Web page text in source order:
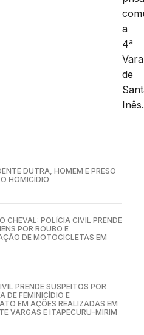
a
4ª
Vara
de
Inês.
DUTRA, HOMEM É PRESO
HOMICÍDIO
CHEVAL: POLÍCIA CIVIL PRENDE
POR ROUBO E
DE MOTOCICLETAS EM
PRENDE SUSPEITOS POR
DE FEMINICÍDIO E
EM AÇÕES REALIZADAS EM
VARGAS E ITAPECURU-MIRIM